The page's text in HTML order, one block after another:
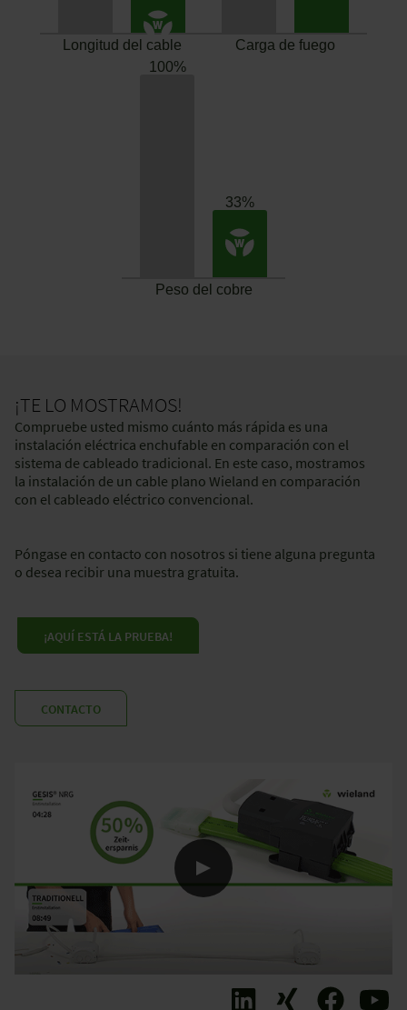
Longitud del cable Carga de fuego
Peso del cobre
¡TE LO MOSTRAMOS!
Compruebe usted mismo cuánto más rápida es una
instalación eléctrica enchufable en comparación con el
sistema de cableado tradicional. En este caso, mostramos
la instalación de un cable plano Wieland en comparación
con el cableado eléctrico convencional.
Póngase en contacto con nosotros si tiene alguna pregunta
o desea recibir una muestra gratuita.
¡AQUÍ ESTÁ LA PRUEBA!
CONTACTO